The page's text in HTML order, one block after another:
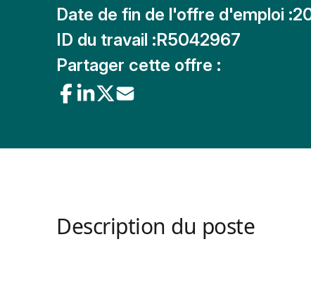
Date de fin de l'offre d'emploi :
ID du travail :R5042967
Partager cette offre :
Description du poste